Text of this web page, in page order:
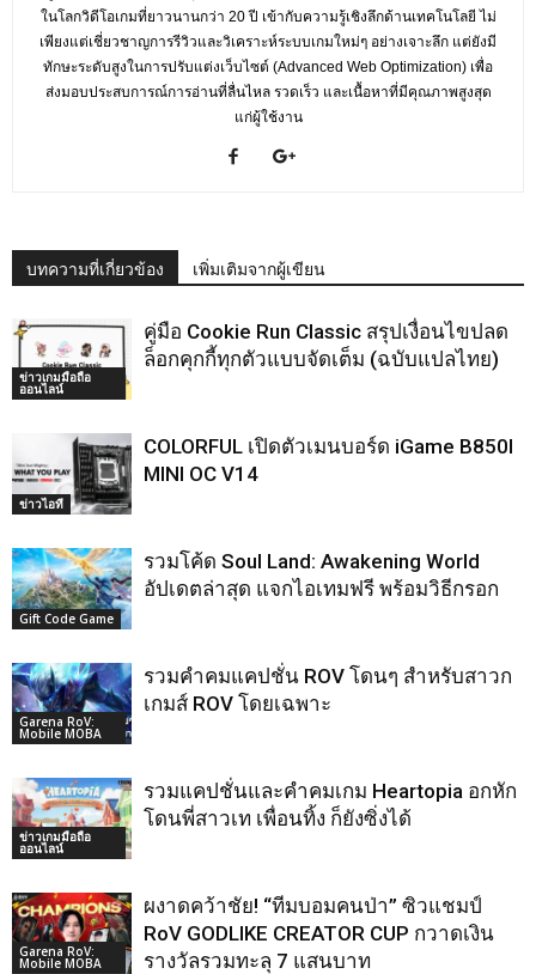
ในโลกวิดีโอเกมที่ยาวนานกว่า 20 ปี เข้ากับความรู้เชิงลึกด้านเทคโนโลยี ไม่
เพียงแต่เชี่ยวชาญการรีวิวและวิเคราะห์ระบบเกมใหม่ๆ อย่างเจาะลึก แต่ยังมี
ทักษะระดับสูงในการปรับแต่งเว็บไซต์ (Advanced Web Optimization) เพื่อ
ส่งมอบประสบการณ์การอ่านที่ลื่นไหล รวดเร็ว และเนื้อหาที่มีคุณภาพสูงสุด
แก่ผู้ใช้งาน
บทความที่เกี่ยวข้อง เพิ่มเติมจากผู้เขียน
ข่าวเกมมือถือ
ออนไลน์
คู่มือ Cookie Run Classic สรุปเงื่อนไขปลด
ล็อกคุกกี้ทุกตัวแบบจัดเต็ม (ฉบับแปลไทย)
ข่าวไอที
COLORFUL เปิดตัวเมนบอร์ด iGame B850I
MINI OC V14
Gift Code Game
รวมโค้ด Soul Land: Awakening World
อัปเดตล่าสุด แจกไอเทมฟรี พร้อมวิธีกรอก
Garena RoV:
Mobile MOBA
รวมคำคมแคปชั่น ROV โดนๆ สำหรับสาวก
เกมส์ ROV โดยเฉพาะ
ข่าวเกมมือถือ
ออนไลน์
รวมแคปชั่นและคำคมเกม Heartopia อกหัก
โดนพี่สาวเท เพื่อนทิ้ง ก็ยังซิ่งได้
Garena RoV:
Mobile MOBA
ผงาดคว้าชัย! “ทีมบอมคนป่า” ซิวแชมป์
RoV GODLIKE CREATOR CUP กวาดเงิน
รางวัลรวมทะลุ 7 แสนบาท